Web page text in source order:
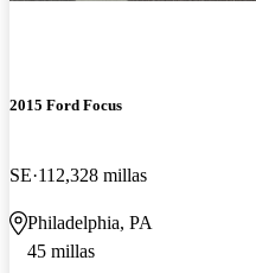
2015 Ford Focus
SE 112,328 millas
Philadelphia, PA
45 millas